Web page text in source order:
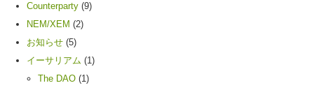
Counterparty (9)
NEM/XEM (2)
お知らせ (5)
イーサリアム (1)
The DAO (1)